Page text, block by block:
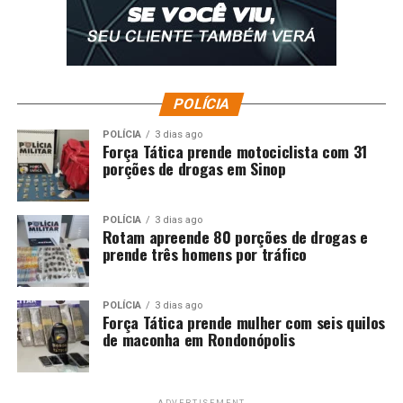
golpistas gravassem e
fizessemlivechamando
outras pessoas para
intervenção, pedindo
intervenção militar,
pedindo a volta da ditadura.
Onde estava a
autorregulação? Não
existia a autorregulação”,
declarou.
“A liberdade de expressão não é liberdade de agressão,
inclusive à democracia”, enfatizou Moraes em outro
POLÍCIA
POLÍCIA 3 dias ago
Força Tática prende motociclista com 31
porções de drogas em Sinop
POLÍCIA 3 dias ago
Rotam apreende 80 porções de drogas e
prende três homens por tráfico
POLÍCIA 3 dias ago
Força Tática prende mulher com seis quilos
de maconha em Rondonópolis